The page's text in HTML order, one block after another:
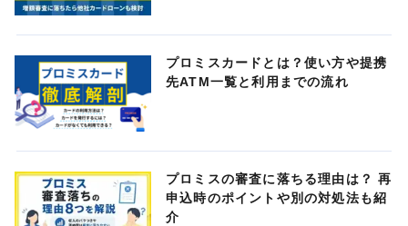
プロミスカードとは？使い方や提携
先ATM一覧と利用までの流れ
プロミスの審査に落ちる理由は？ 再
申込時のポイントや別の対処法も紹
介